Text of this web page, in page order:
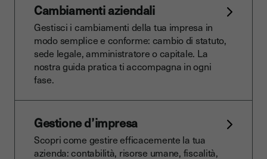
Cambiamenti aziendali
Gestisci i cambiamenti della tua impresa in
modo semplice e conforme: cambio di statuto,
sede legale, amministratore o capitale. La
nostra guida pratica ti accompagna in ogni
fase.
Gestione d’impresa
Scopri come gestire efficacemente la tua
azienda: contabilità, risorse umane, fiscalità,